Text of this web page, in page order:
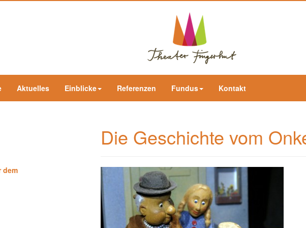
Aktuelles Einblicke Referenzen Fundus Kontakt
dem
Die Geschichte vom